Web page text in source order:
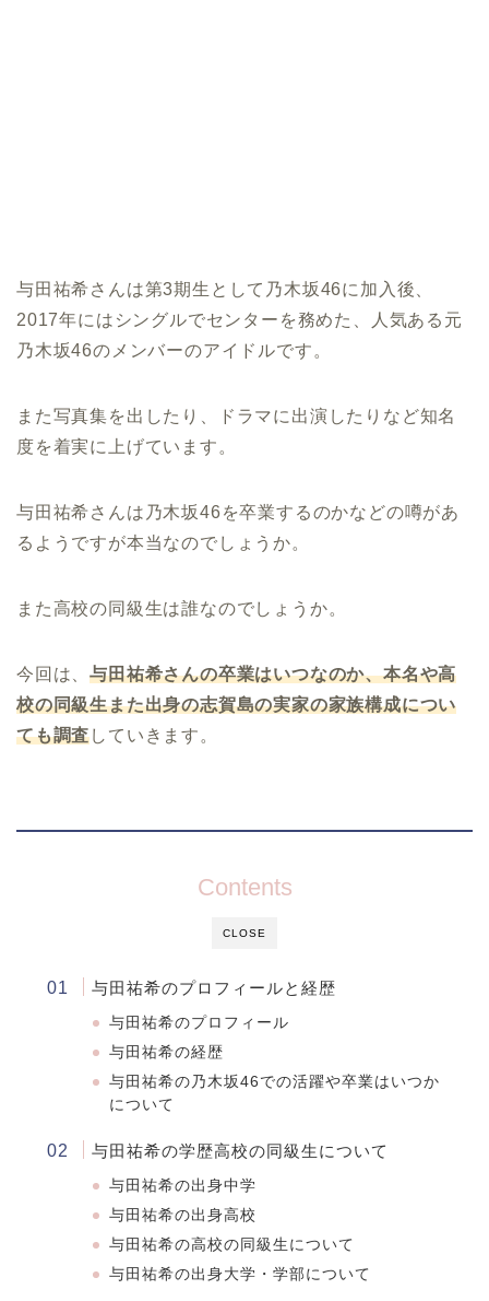
与田祐希さんは第3期生として乃木坂46に加入後、
2017年にはシングルでセンターを務めた、人気ある元
乃木坂46のメンバーのアイドルです。
また写真集を出したり、ドラマに出演したりなど知名
度を着実に上げています。
与田祐希さんは乃木坂46を卒業するのかなどの噂があ
るようですが本当なのでしょうか。
また高校の同級生は誰なのでしょうか。
今回は、与田祐希さんの卒業はいつなのか、本名や高
校の同級生また出身の志賀島の実家の家族構成につい
ても調査していきます。
CLOSE
Contents
与田祐希のプロフィールと経歴
与田祐希のプロフィール
与田祐希の経歴
与田祐希の乃木坂46での活躍や卒業はいつか
について
与田祐希の学歴高校の同級生について
与田祐希の出身中学
与田祐希の出身高校
与田祐希の高校の同級生について
与田祐希の出身大学・学部について